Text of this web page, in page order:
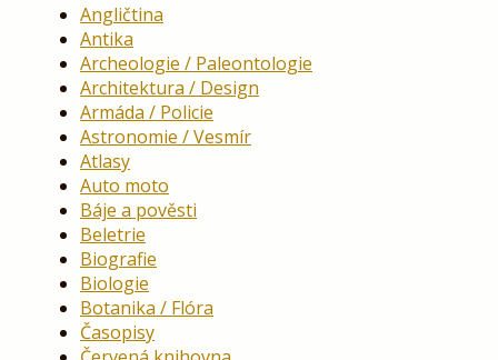
Angličtina
Antika
Archeologie / Paleontologie
Architektura / Design
Armáda / Policie
Astronomie / Vesmír
Atlasy
Auto moto
Báje a pověsti
Beletrie
Biografie
Biologie
Botanika / Flóra
Časopisy